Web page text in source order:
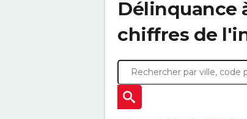
Délinquance
chiffres de